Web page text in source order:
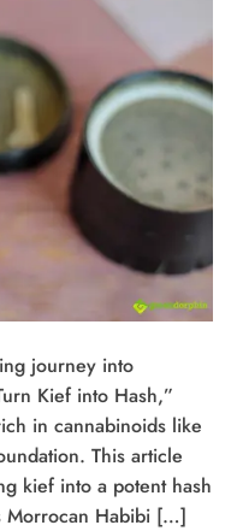
journey into
Kief into Hash,”
in cannabinoids like
This article
kief into a potent hash
Morrocan Habibi […]